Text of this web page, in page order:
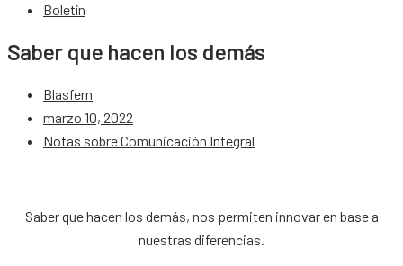
Boletín
Saber que hacen los demás
Blasfern
marzo 10, 2022
Notas sobre Comunicación Integral
Saber que hacen los demás, nos permiten innovar en base a
nuestras diferencias.